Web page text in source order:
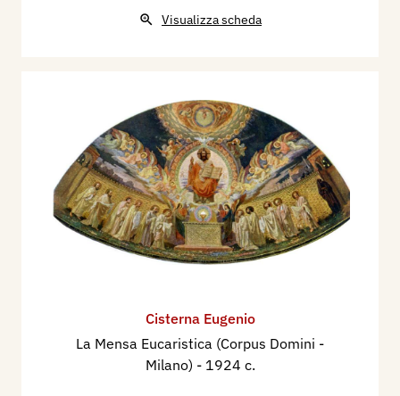
Visualizza scheda
Cisterna Eugenio
La Mensa Eucaristica (Corpus Domini -
Milano) - 1924 c.